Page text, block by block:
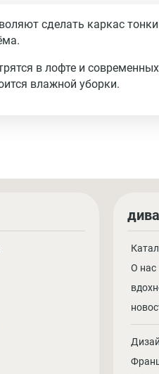
сделать каркас
в лофте и
влажной уборки.
О нас